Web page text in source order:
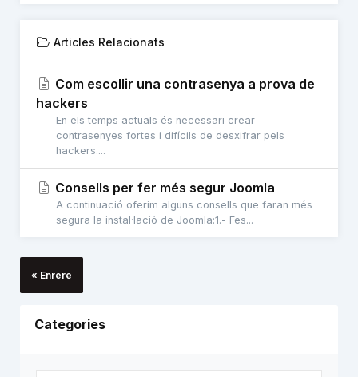
Articles Relacionats
Com escollir una contrasenya a prova de
hackers
En els temps actuals és necessari crear
contrasenyes fortes i difícils de desxifrar pels
hackers....
Consells per fer més segur Joomla
A continuació oferim alguns consells que faran més
segura la instal·lació de Joomla:1.- Fes...
« Enrere
Categories